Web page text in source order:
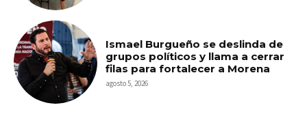
Ismael Burgueño se deslinda de
grupos políticos y llama a cerrar
filas para fortalecer a Morena
agosto 5, 2026